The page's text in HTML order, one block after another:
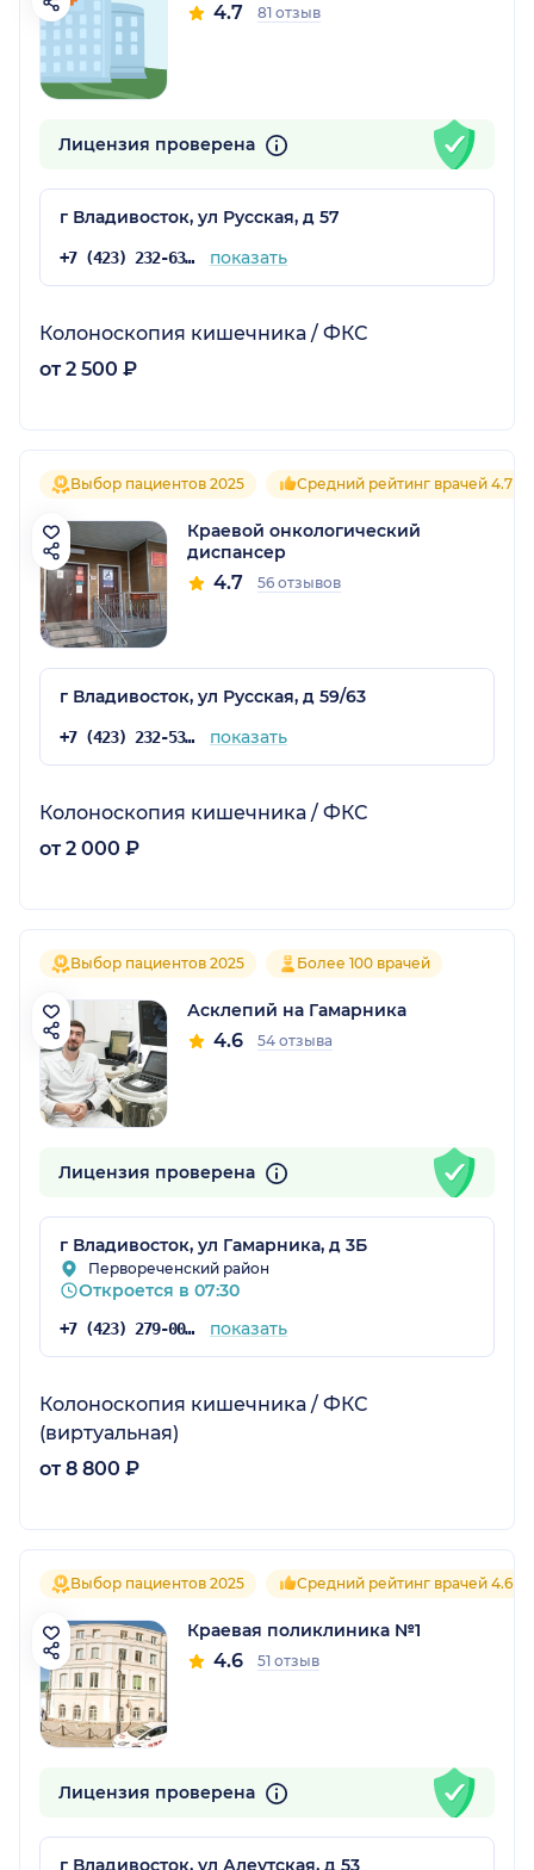
4.7 81 отзыв
Лицензия проверена
г Владивосток, ул Русская, д 57
+7 (423) 232-63-35 показать
Колоноскопия кишечника / ФКС
от 2 500 ₽
Выбор пациентов 2025 Средний рейтинг врачей 4.7
Краевой онкологический
диспансер
4.7 56 отзывов
г Владивосток, ул Русская, д 59/63
+7 (423) 232-53-79 показать
Колоноскопия кишечника / ФКС
от 2 000 ₽
Выбор пациентов 2025 Более 100 врачей
Асклепий на Гамарника
4.6 54 отзыва
Лицензия проверена
г Владивосток, ул Гамарника, д 3Б
Первореченский район
Откроется в 07:30
+7 (423) 279-00-00 показать
Колоноскопия кишечника / ФКС
(виртуальная)
от 8 800 ₽
Выбор пациентов 2025 Средний рейтинг врачей 4.6
Краевая поликлиника №1
4.6 51 отзыв
Лицензия проверена
г Владивосток, ул Алеутская, д 53